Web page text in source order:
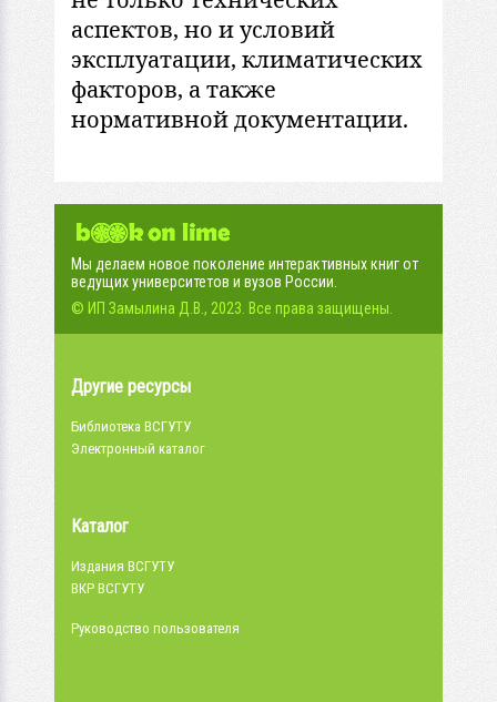
аспектов, но и условий
эксплуатации, климатических
факторов, а также
нормативной документации.
Мы делаем новое поколение интерактивных книг от
ведущих университетов и вузов России.
© ИП Замылина Д.В., 2023. Все права защищены.
Другие ресурсы
Библиотека ВСГУТУ
Электронный каталог
Каталог
Издания ВСГУТУ
ВКР ВСГУТУ
Руководство пользователя